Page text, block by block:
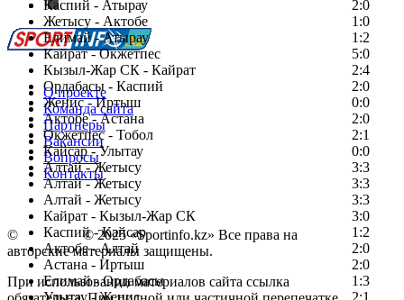
Каспий - Атырау
2:0
Жетысу - Актобе
1:0
Елимай - Атырау
1:2
Кайрат - Окжетпес
5:0
Кызыл-Жар СК - Кайрат
2:4
Ордабасы - Каспий
2:0
Женис - Иртыш
0:0
Актобе - Астана
2:0
Окжетпес - Тобол
2:1
Кайсар - Улытау
0:0
Алтай - Жетысу
3:3
Алтай - Жетысу
3:3
Алтай - Жетысу
3:3
Кайрат - Кызыл-Жар СК
3:0
Каспий - Кайсар
1:2
Актобе - Алтай
2:0
Астана - Иртыш
2:0
Елимай - Ордабасы
1:3
Перейти на старый сайт
О проекте
Команда сайта
Партнеры
Вакансии
Вопросы
Контакты
© Copyright© 2025 «Sportinfo.kz» Все права на
авторские материалы защищены.
При использовании материалов сайта ссылка